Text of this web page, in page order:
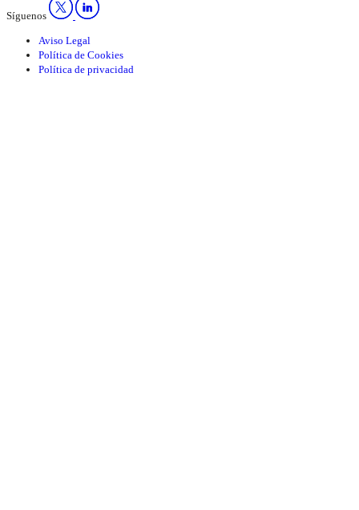
Síguenos
Aviso Legal
Política de Cookies
Política de privacidad